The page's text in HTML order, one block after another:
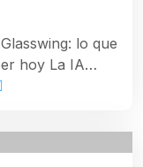
lo que
hoy La IA…